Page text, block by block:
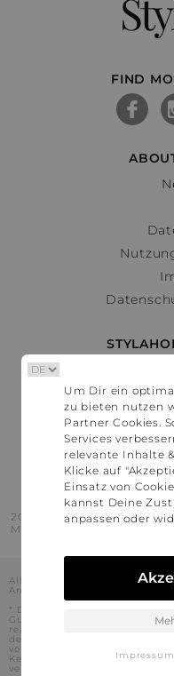
FIND
2016 - 2026 © Stylaholic.
Made for you with love in
Alle Preise inkl. der jeweils
Angaben ohne Gewähr.
* Die angezeigten Preise
Gutschein-Codes auf den
realisiert werden können.
der Gutschein-Codes durch
vorkommen, dass die
Kenntnisstand bei dem
verwendet werden können.
Um Dir ein
zu bieten nutzen
Partner Cookies.
Services
relevante Inhalte
Klicke auf
Einsatz von
kannst Deine
anpassen oder
Impressum